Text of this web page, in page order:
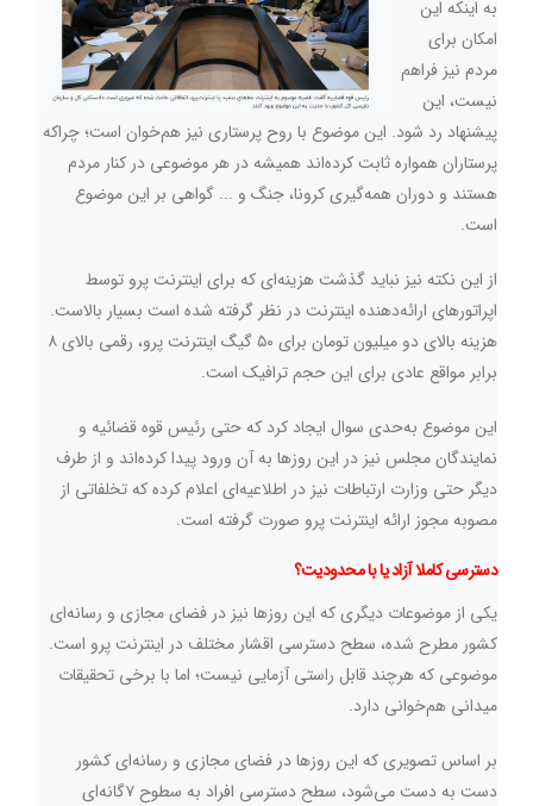
به اینکه این
امکان برای
مردم نیز فراهم
نیست، این
پیشنهاد رد شود. این موضوع با روح پرستاری نیز هم‌خوان است؛ چراکه
پرستاران همواره ثابت کرده‌اند همیشه در هر موضوعی در کنار مردم
هستند و دوران همه‌گیری کرونا، جنگ و ... گواهی بر این موضوع
است.
از این نکته نیز نباید گذشت هزینه‌ای که برای اینترنت پرو توسط
اپراتورهای ارائه‌دهنده اینترنت در نظر گرفته شده است بسیار بالاست.
هزینه بالای دو میلیون تومان برای ۵۰ گیگ اینترنت پرو، رقمی بالای ۸
برابر مواقع عادی برای این حجم ترافیک است.
این موضوع به‌حدی سوال ایجاد کرد که حتی رئیس قوه قضائیه و
نمایندگان مجلس نیز در این روزها به آن ورود پیدا کرده‌اند و از طرف
دیگر حتی وزارت ارتباطات نیز در اطلاعیه‌ای اعلام کرده که تخلفاتی از
مصوبه مجوز ارائه اینترنت پرو صورت گرفته است.
دسترسی کاملا آزاد یا با محدودیت؟
یکی از موضوعات دیگری که این روزها نیز در فضای مجازی و رسانه‌ای
کشور مطرح شده، سطح دسترسی اقشار مختلف در اینترنت پرو است.
موضوعی که هرچند قابل راستی آزمایی نیست؛ اما با برخی تحقیقات
میدانی هم‌خوانی دارد.
بر اساس تصویری که این روزها در فضای مجازی و رسانه‌ای کشور
دست به دست می‌شود، سطح دسترسی افراد به سطوح ۷‌گانه‌ای